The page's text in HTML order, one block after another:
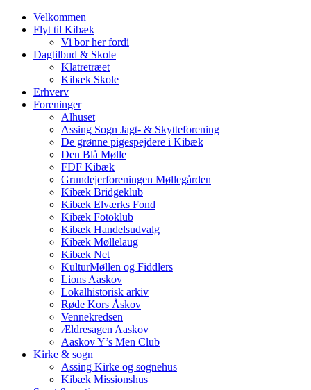
Velkommen
Flyt til Kibæk
Vi bor her fordi
Dagtilbud & Skole
Klatretræet
Kibæk Skole
Erhverv
Foreninger
Alhuset
Assing Sogn Jagt- & Skytteforening
De grønne pigespejdere i Kibæk
Den Blå Mølle
FDF Kibæk
Grundejerforeningen Møllegården
Kibæk Bridgeklub
Kibæk Elværks Fond
Kibæk Fotoklub
Kibæk Handelsudvalg
Kibæk Møllelaug
Kibæk Net
KulturMøllen og Fiddlers
Lions Aaskov
Lokalhistorisk arkiv
Røde Kors Åskov
Vennekredsen
Ældresagen Aaskov
Aaskov Y’s Men Club
Kirke & sogn
Assing Kirke og sognehus
Kibæk Missionshus